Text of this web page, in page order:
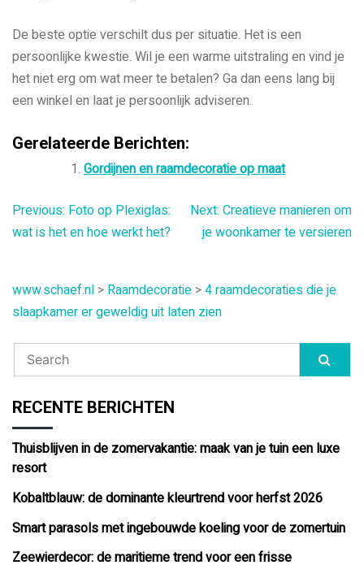
De beste optie verschilt dus per situatie. Het is een
persoonlijke kwestie. Wil je een warme uitstraling en vind je
het niet erg om wat meer te betalen? Ga dan eens lang bij
een winkel en laat je persoonlijk adviseren.
Gerelateerde Berichten:
Gordijnen en raamdecoratie op maat
Bericht
Previous: Foto op Plexiglas:
wat is het en hoe werkt het?
Next: Creatieve manieren om
je woonkamer te versieren
www.schaef.nl > Raamdecoratie >4 raamdecoraties die je
slaapkamer er geweldig uit laten zien
RECENTE BERICHTEN
Thuisblijven in de zomervakantie: maak van je tuin een luxe
resort
Kobaltblauw: de dominante kleurtrend voor herfst 2026
Smart parasols met ingebouwde koeling voor de zomertuin
Zeewierdecor: de maritieme trend voor een frisse